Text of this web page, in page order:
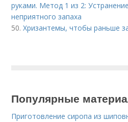
руками. Метод 1 из 2:
неприятного запаха
50.Хризантемы, чтобы раньше
Популярные
Приготовление сиропа из